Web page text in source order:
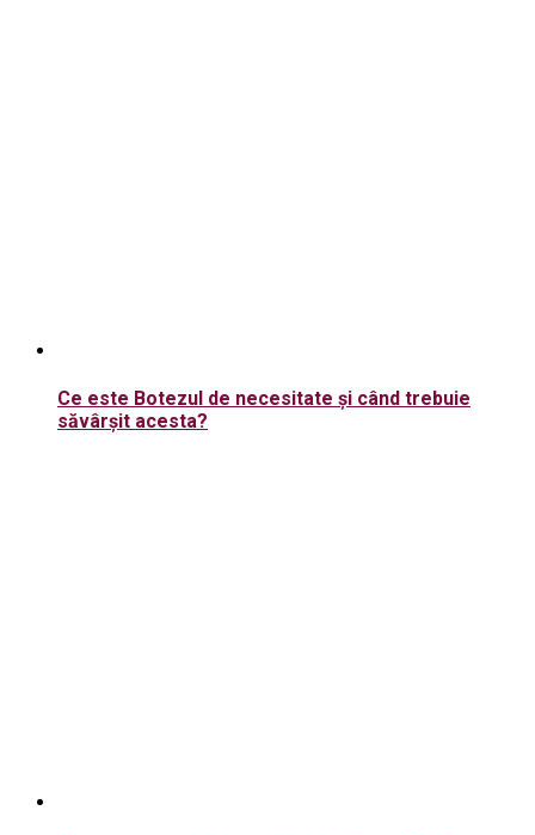
Ce este Botezul de necesitate şi când trebuie
săvârşit acesta?